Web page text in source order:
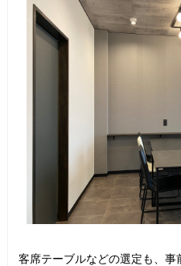
客席テーブルなどの選定も、